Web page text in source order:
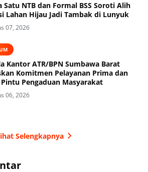
Satu NTB dan Formal BSS Soroti Alih
Lahan Hijau Jadi Tambak di Lunyuk
07, 2026
Kantor ATR/BPN Sumbawa Barat
Komitmen Pelayanan Prima dan
Pengaduan Masyarakat
06, 2026
Selengkapnya